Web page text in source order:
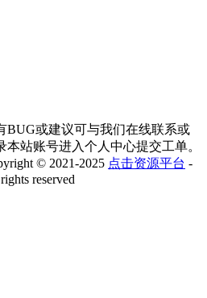
BUG或建议可与我们在线联系或
本站账号进入个人中心提交工单。
© 2021-2025 点击资源平台 -
reserved